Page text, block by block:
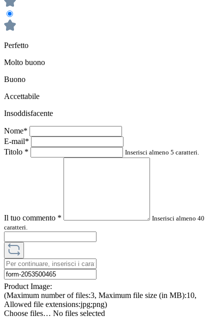
Perfetto
Molto buono
Buono
Accettabile
Insoddisfacente
Nome*
E-mail*
Titolo * Inserisci almeno 5 caratteri.
Il tuo commento *
Inserisci almeno 40
caratteri.
Product Image:
(Maximum number of files:3, Maximum file size (in MB):10,
Allowed file extensions:jpg;png)
Choose files… No files selected